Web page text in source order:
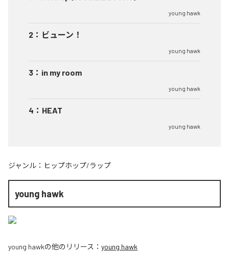
young hawk
2 ： ビューン！
young hawk
3 ： in my room
young hawk
4 ： HEAT
young hawk
ジャンル： ヒップホップ/ラップ
young hawk
young hawkの他のリリース： young hawk